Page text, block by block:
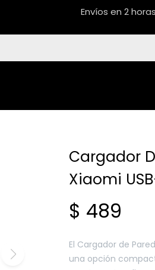
Envíos en 2
Cargador
Xiaomi
$ 489
El Cargador de
una opción